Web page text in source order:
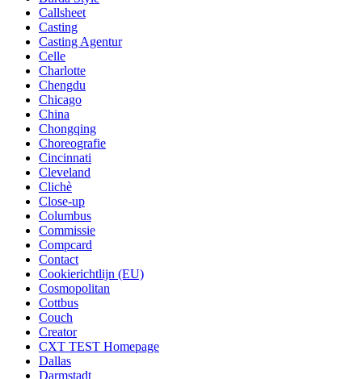
Callsheet
Casting
Casting Agentur
Celle
Charlotte
Chengdu
Chicago
China
Chongqing
Choreografie
Cincinnati
Cleveland
Clichè
Close-up
Columbus
Commissie
Compcard
Contact
Cookierichtlijn (EU)
Cosmopolitan
Cottbus
Couch
Creator
CXT TEST Homepage
Dallas
Darmstadt